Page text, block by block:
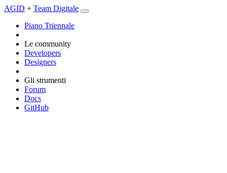
AGID + Team Digitale
Piano Triennale
Le community
Developers
Designers
Gli strumenti
Forum
Docs
GitHub